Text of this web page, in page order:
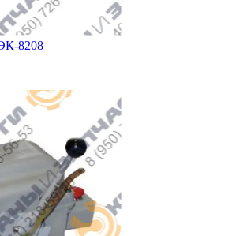
8208